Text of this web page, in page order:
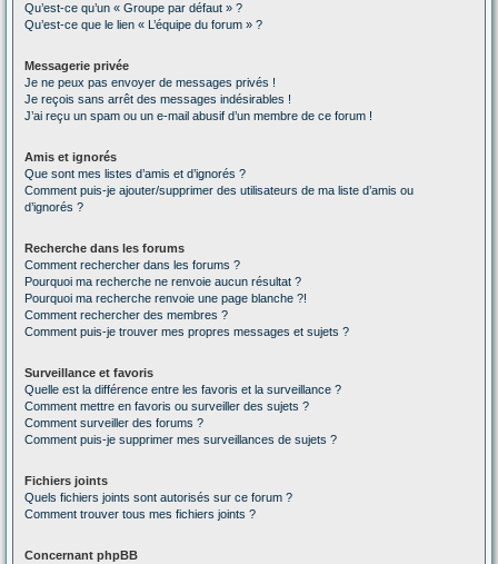
Qu’est-ce qu’un « Groupe par défaut » ?
Qu’est-ce que le lien « L’équipe du forum » ?
Messagerie privée
Je ne peux pas envoyer de messages privés !
Je reçois sans arrêt des messages indésirables !
J’ai reçu un spam ou un e-mail abusif d’un membre de ce forum !
Amis et ignorés
Que sont mes listes d’amis et d’ignorés ?
Comment puis-je ajouter/supprimer des utilisateurs de ma liste d’amis ou
d’ignorés ?
Recherche dans les forums
Comment rechercher dans les forums ?
Pourquoi ma recherche ne renvoie aucun résultat ?
Pourquoi ma recherche renvoie une page blanche ?!
Comment rechercher des membres ?
Comment puis-je trouver mes propres messages et sujets ?
Surveillance et favoris
Quelle est la différence entre les favoris et la surveillance ?
Comment mettre en favoris ou surveiller des sujets ?
Comment surveiller des forums ?
Comment puis-je supprimer mes surveillances de sujets ?
Fichiers joints
Quels fichiers joints sont autorisés sur ce forum ?
Comment trouver tous mes fichiers joints ?
Concernant phpBB